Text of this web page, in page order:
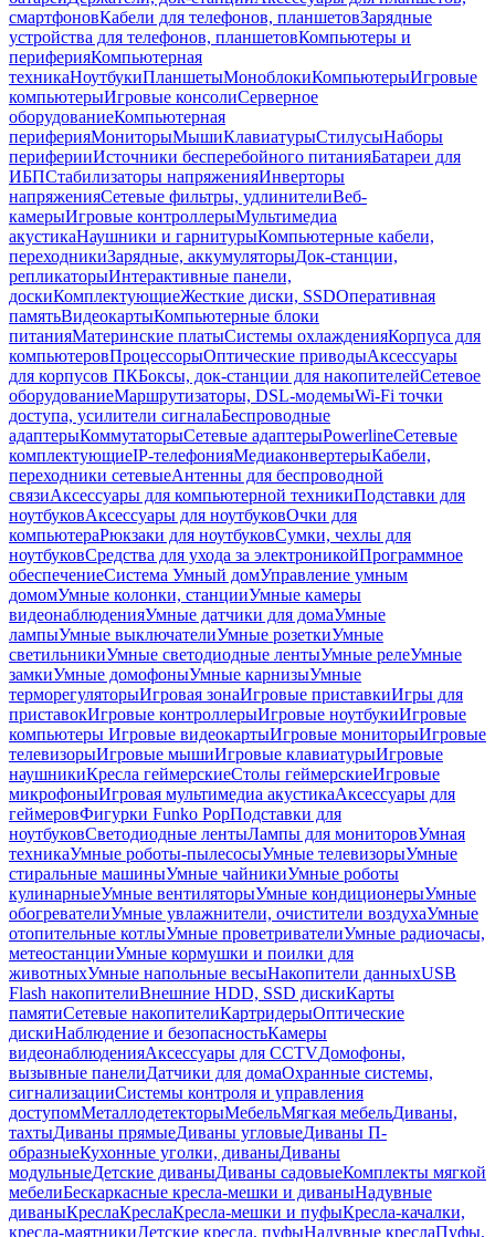
смартфоновКабели для телефонов, планшетовЗарядные
устройства для телефонов, планшетовКомпьютеры и
периферияКомпьютерная
техникаНоутбукиПланшетыМоноблокиКомпьютерыИгровые
компьютерыИгровые консолиСерверное
оборудованиеКомпьютерная
периферияМониторыМышиКлавиатурыСтилусыНаборы
периферииИсточники бесперебойного питанияБатареи для
ИБПСтабилизаторы напряженияИнверторы
напряженияСетевые фильтры, удлинителиВеб-
камерыИгровые контроллерыМультимедиа
акустикаНаушники и гарнитурыКомпьютерные кабели,
переходникиЗарядные, аккумуляторыДок-станции,
репликаторыИнтерактивные панели,
доскиКомплектующиеЖесткие диски, SSDОперативная
памятьВидеокартыКомпьютерные блоки
питанияМатеринские платыСистемы охлажденияКорпуса для
компьютеровПроцессорыОптические приводыАксессуары
для корпусов ПКБоксы, док-станции для накопителейСетевое
оборудованиеМаршрутизаторы, DSL-модемыWi-Fi точки
доступа, усилители сигналаБеспроводные
адаптерыКоммутаторыСетевые адаптерыPowerlineСетевые
комплектующиеIP-телефонияМедиаконвертерыКабели,
переходники сетевыеАнтенны для беспроводной
связиАксессуары для компьютерной техникиПодставки для
ноутбуковАксессуары для ноутбуковОчки для
компьютераРюкзаки для ноутбуковСумки, чехлы для
ноутбуковСредства для ухода за электроникойПрограммное
обеспечениеСистема Умный домУправление умным
домомУмные колонки, станцииУмные камеры
видеонаблюденияУмные датчики для домаУмные
лампыУмные выключателиУмные розеткиУмные
светильникиУмные светодиодные лентыУмные релеУмные
замкиУмные домофоныУмные карнизыУмные
терморегуляторыИгровая зонаИгровые приставкиИгры для
приставокИгровые контроллерыИгровые ноутбукиИгровые
компьютеры Игровые видеокартыИгровые мониторыИгровые
телевизорыИгровые мышиИгровые клавиатурыИгровые
наушникиКресла геймерскиеСтолы геймерскиеИгровые
микрофоныИгровая мультимедиа акустикаАксессуары для
геймеровФигурки Funko PopПодставки для
ноутбуковСветодиодные лентыЛампы для мониторовУмная
техникаУмные роботы-пылесосыУмные телевизорыУмные
стиральные машиныУмные чайникиУмные роботы
кулинарныеУмные вентиляторыУмные кондиционерыУмные
обогревателиУмные увлажнители, очистители воздухаУмные
отопительные котлыУмные проветривателиУмные радиочасы,
метеостанцииУмные кормушки и поилки для
животныхУмные напольные весыНакопители данныхUSB
Flash накопителиВнешние HDD, SSD дискиКарты
памятиСетевые накопителиКартридерыОптические
дискиНаблюдение и безопасностьКамеры
видеонаблюденияАксессуары для CCTVДомофоны,
вызывные панелиДатчики для домаОхранные системы,
сигнализацииСистемы контроля и управления
доступомМеталлодетекторыМебельМягкая мебельДиваны,
тахтыДиваны прямыеДиваны угловыеДиваны П-
образныеКухонные уголки, диваныДиваны
модульныеДетские диваныДиваны садовыеКомплекты мягкой
мебелиБескаркасные кресла-мешки и диваныНадувные
диваныКреслаКреслаКресла-мешки и пуфыКресла-качалки,
кресла-маятникиДетские кресла, пуфыНадувные креслаПуфы,